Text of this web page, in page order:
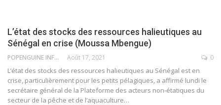
L’état des stocks des ressources halieutiques au
Sénégal en crise (Moussa Mbengue)
POPENGUINE INFO Août 17, 2021 0
L’état des stocks des ressources halieutiques au Sénégal est en
crise, particulièrement pour les petits pélagiques, a affirmé lundi le
secrétaire général de la Plateforme des acteurs non-étatiques du
secteur de la pêche et de l’aquaculture…